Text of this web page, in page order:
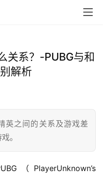
关系？-PUBG与和
解析
英之间的关系及游戏差
。
（PlayerUnknown’s